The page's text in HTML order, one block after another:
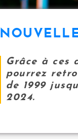
Grâce à ces
pourrez
de 1999
2024.